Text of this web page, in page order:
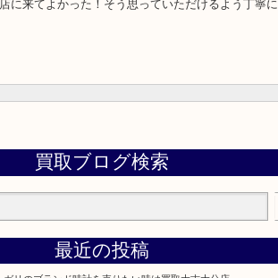
店に来てよかった！そう思っていただけるよう